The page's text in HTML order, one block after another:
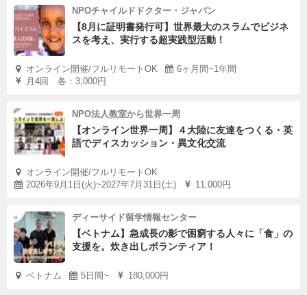
NPOチャイルドドクター・ジャパン
【8月に証明書発行可】世界最大のスラムでビジネ
スを考え、実行する超実践型活動！
オンライン開催/フルリモートOK
6ヶ月間~1年間
月4回 各：3,000円
NPO法人教室から世界一周
【オンライン世界一周】４大陸に友達をつくる・英
語でディスカッション・異文化交流
オンライン開催/フルリモートOK
2026年9月1日(火)~2027年7月31日(土)
11,000円
ディーサイド留学情報センター
【ベトナム】急成長の影で困窮する人々に「食」の
支援を。炊き出しボランティア！
ベトナム 5日間~ 180,000円